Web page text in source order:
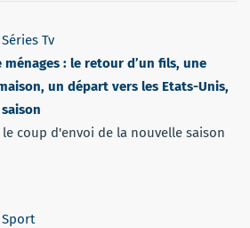
Séries Tv
ménages : le retour d’un fils, une
un départ vers les Etats-Unis,
coup d'envoi de la nouvelle saison
Sport